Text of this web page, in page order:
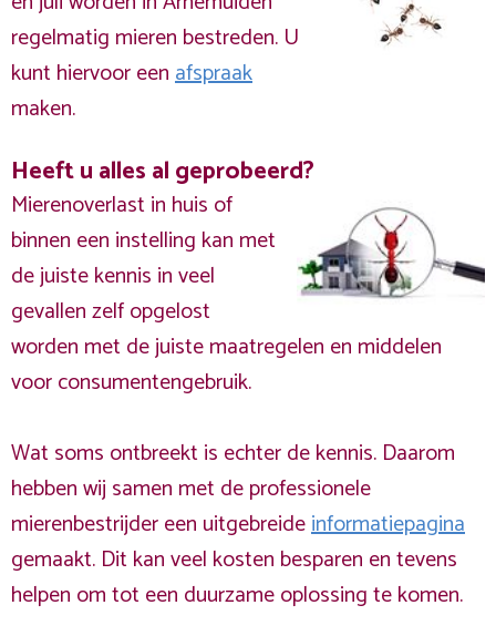
regelmatig mieren bestreden. U
kunt hiervoor eenafspraak
maken.
Heeft u alles al geprobeerd?
Mierenoverlast in huis of
binnen een instelling kan met
de juiste kennis in veel
gevallen zelf opgelost
worden met de juiste maatregelen en middelen
voor consumentengebruik.
Wat soms ontbreekt is echter de kennis. Daarom
hebben wij samen met de professionele
mierenbestrijder een uitgebreideinformatiepagina
gemaakt. Dit kan veel kosten besparen en tevens
helpen om tot een duurzame oplossing te komen.